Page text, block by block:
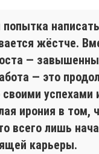
жёстче.
—
— это
ирония в том,
всего лишь
карьеры.